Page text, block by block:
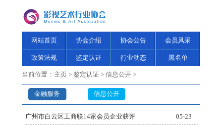
网站首页 协会介绍 协会公告 会员风采
政策法规 鉴定认证 行业动态 黑名单
当前位置： 主页 > 鉴定认证 > 信息公开 >
金融服务 信息公开
广州市白云区工商联14家会员企业获评 05-23